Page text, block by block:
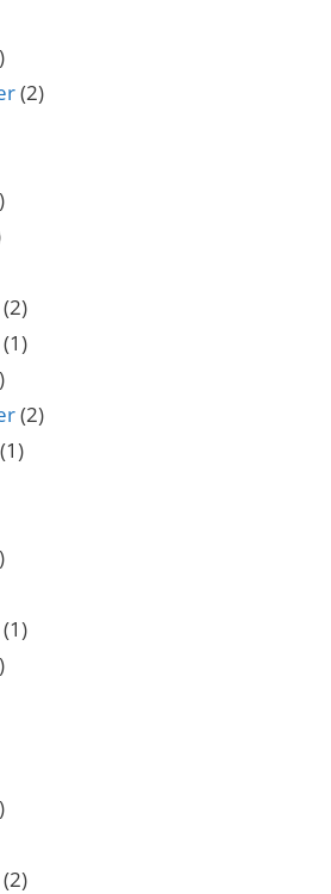
(2)
(2)
(1)
(2)
(1)
(1)
(2)